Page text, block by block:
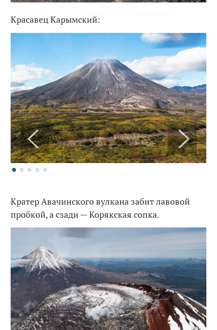
Красавец Карымский:
Кратер Авачинского вулкана забит лавовой
пробкой, а сзади — Корякская сопка.